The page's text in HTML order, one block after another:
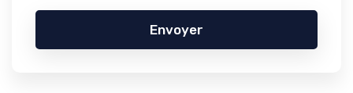
Envoyer